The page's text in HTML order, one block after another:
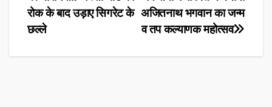
navigation
अजितनाथ भगवान का जन्म
व तप कल्याणक महोत्सव
रोक के बाद उड़ाए सिगरेट के
छल्ले